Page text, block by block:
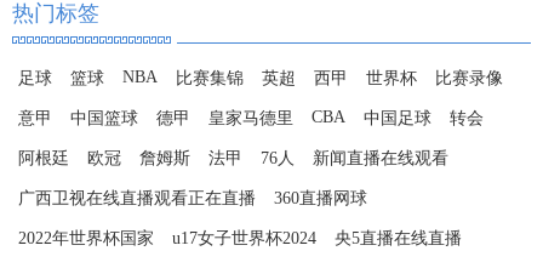
热门标签
足球 篮球 NBA 比赛集锦 英超 西甲 世界杯 比赛录像
意甲 中国篮球 德甲 皇家马德里 CBA 中国足球 转会
阿根廷 欧冠 詹姆斯 法甲 76人 新闻直播在线观看
广西卫视在线直播观看正在直播 360直播网球
2022年世界杯国家 u17女子世界杯2024 央5直播在线直播